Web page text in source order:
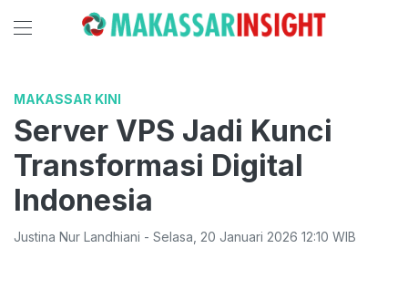
MAKASSAR KINI
Server VPS Jadi Kunci
Transformasi Digital
Indonesia
Justina Nur Landhiani - Selasa 20 Januari 2026 12:10 WIB